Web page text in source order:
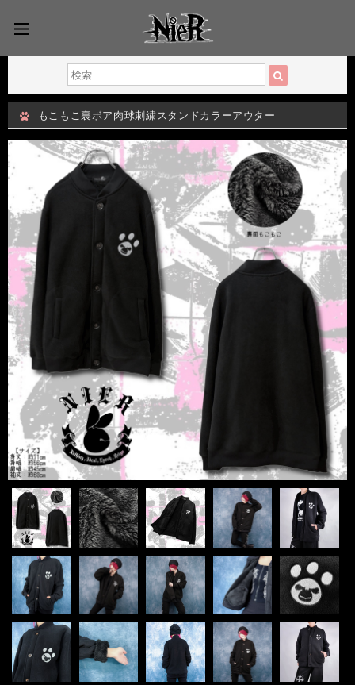
もこもこ裏ボア肉球刺繍スタンドカラーアウター